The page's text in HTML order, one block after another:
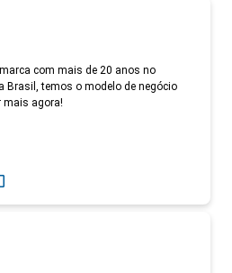
com mais de 20 anos no
Brasil, temos o modelo de negócio
mais agora!